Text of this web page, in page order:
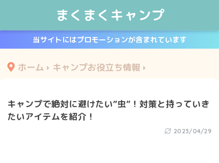
まくまくキャンプ
当サイトにはプロモーションが含まれています
ホーム キャンプお役立ち情報
キャンプで絶対に避けたい”虫”！対策と持っていき
たいアイテムを紹介！
2023/04/29